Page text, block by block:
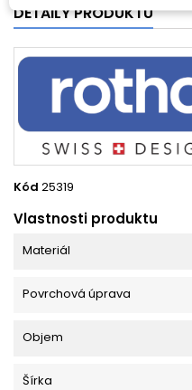
DETAILY PRODUKTU
Kód 25319
Vlastnosti produktu
Materiál
Povrchová úprava
Objem
Šírka